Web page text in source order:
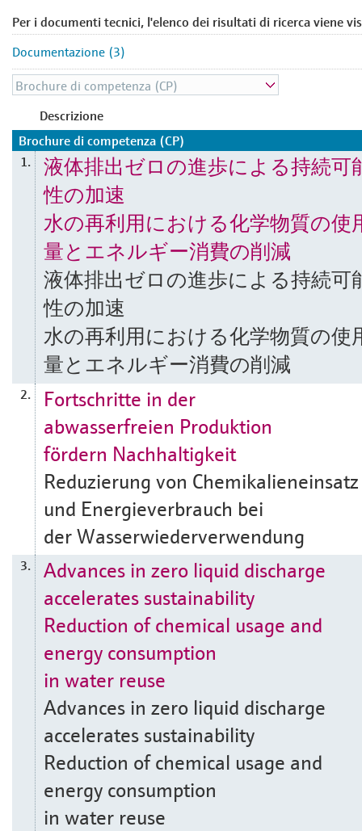
Per i documenti tecnici, l'elenco dei risultati di ricerca viene
Documentazione (3)
Descrizione
Brochure di competenza (CP)
1.
液体排出ゼロの進歩による持続可
性の加速
水の再利用における化学物質の使
量とエネルギー消費の削減
液体排出ゼロの進歩による持続可
性の加速
水の再利用における化学物質の使
量とエネルギー消費の削減
2.
Fortschritte in der
abwasserfreien Produktion
fördern Nachhaltigkeit
Reduzierung von Chemikalieneinsatz
und Energieverbrauch bei
der Wasserwiederverwendung
3.
Advances in zero liquid discharge
accelerates sustainability
Reduction of chemical usage and
energy consumption
in water reuse
Advances in zero liquid discharge
accelerates sustainability
Reduction of chemical usage and
energy consumption
in water reuse